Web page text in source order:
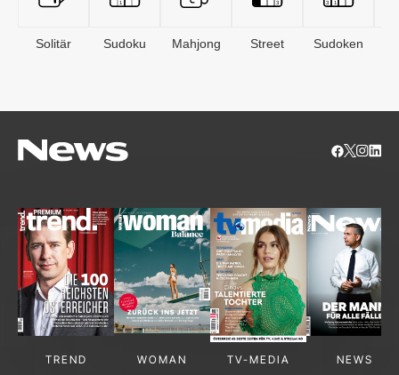
Solitär Sudoku Mahjong Street Sudoken
TREND WOMAN TV-MEDIA NEWS